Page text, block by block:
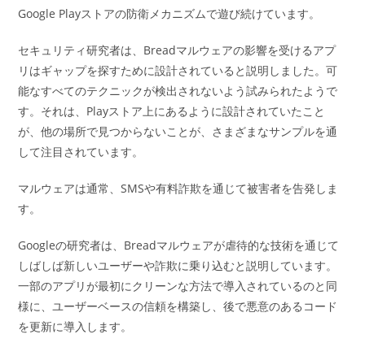
Google Playストアの防衛メカニズムで遊び続けています。
セキュリティ研究者は、Breadマルウェアの影響を受けるアプ
リはギャップを探すために設計されていると説明しました。可
能なすべてのテクニックが検出されないよう試みられたようで
す。それは、Playストア上にあるように設計されていたこと
が、他の場所で見つからないことが、さまざまなサンプルを通
して注目されています。
マルウェアは通常、SMSや有料詐欺を通じて被害者を告発しま
す。
Googleの研究者は、Breadマルウェアが虐待的な技術を通じて
しばしば新しいユーザーや詐欺に乗り込むと説明しています。
一部のアプリが最初にクリーンな方法で導入されているのと同
様に、ユーザーベースの信頼を構築し、後で悪意のあるコード
を更新に導入します。